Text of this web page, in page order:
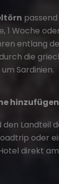
1 Woche
entlang
die
Sardinien.
hinzufügen
Landteil
oder
direkt